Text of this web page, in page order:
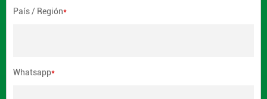
País / Región*
Whatsapp*